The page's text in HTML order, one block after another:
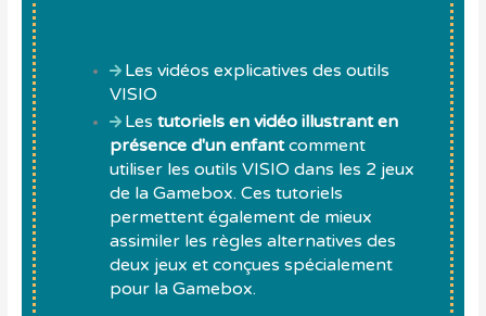
Les vidéos explicatives des outils
VISIO
Les tutoriels en vidéo illustrant en
présence d'un enfantcomment
utiliser les outils VISIO dans les 2 jeux
de la Gamebox. Ces tutoriels
permettent également de mieux
assimiler les règles alternatives des
deux jeux et conçues spécialement
pour la Gamebox.